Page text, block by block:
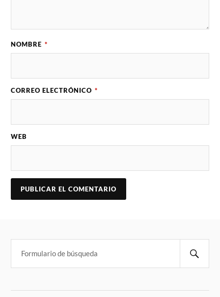
NOMBRE *
CORREO ELECTRÓNICO *
WEB
I
: